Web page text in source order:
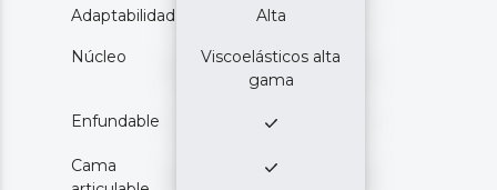
Adaptabilidad Alta
Núcleo
Viscoelásticos alta
gama
Enfundable
Cama